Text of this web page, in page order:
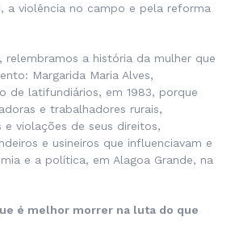
a violência no campo e pela reforma
relembramos a história da mulher que
Margarida Maria Alves,
de latifundiários, em 1983, porque
e trabalhadores rurais,
e violações de seus direitos,
e usineiros que influenciavam e
e a política, em Alagoa Grande, na
é melhor morrer na luta do que